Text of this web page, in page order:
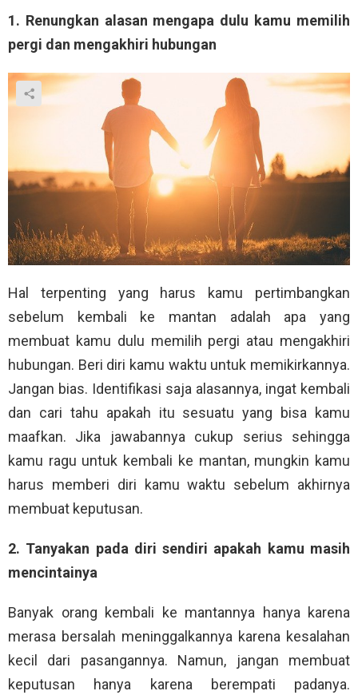
1. Renungkan alasan mengapa dulu kamu memilih
pergi dan mengakhiri hubungan
Hal terpenting yang harus kamu pertimbangkan
sebelum kembali ke mantan adalah apa yang
membuat kamu dulu memilih pergi atau mengakhiri
hubungan. Beri diri kamu waktu untuk memikirkannya.
Jangan bias. Identifikasi saja alasannya, ingat kembali
dan cari tahu apakah itu sesuatu yang bisa kamu
maafkan. Jika jawabannya cukup serius sehingga
kamu ragu untuk kembali ke mantan, mungkin kamu
harus memberi diri kamu waktu sebelum akhirnya
membuat keputusan.
2. Tanyakan pada diri sendiri apakah kamu masih
mencintainya
Banyak orang kembali ke mantannya hanya karena
merasa bersalah meninggalkannya karena kesalahan
kecil dari pasangannya. Namun, jangan membuat
keputusan hanya karena berempati padanya.